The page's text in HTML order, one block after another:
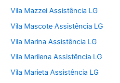
Vila Mazzei Assistência LG
Vila Mascote Assistência LG
Vila Marina Assistência LG
Vila Marilena Assistência LG
Vila Marieta Assistência LG